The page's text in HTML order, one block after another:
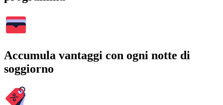
Accumula vantaggi con ogni notte di
soggiorno